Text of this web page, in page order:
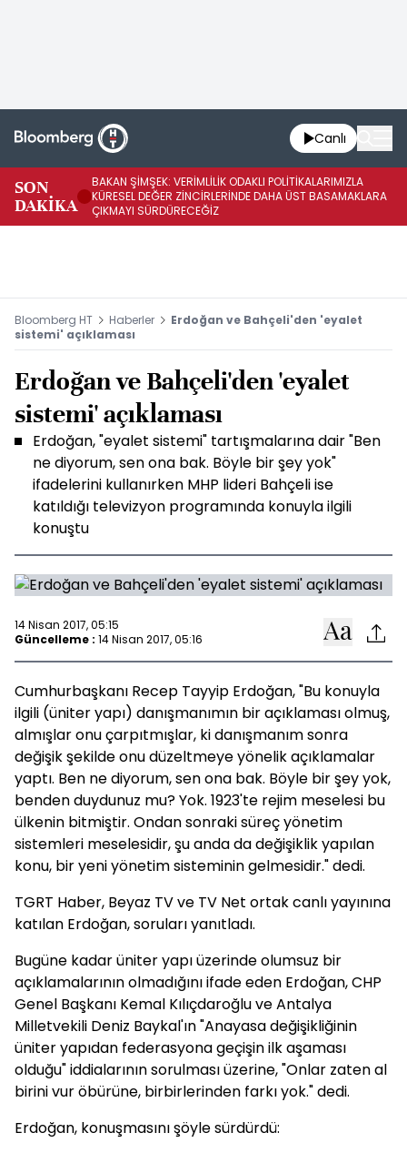
Canlı
SON
DAKİKA
BAKAN ŞİMŞEK: VERİMLİLİK ODAKLI POLİTİKALARIMIZLA
KÜRESEL DEĞER ZİNCİRLERİNDE DAHA ÜST BASAMAKLARA
ÇIKMAYI SÜRDÜRECEĞİZ
Bloomberg HT Haberler
Erdoğan ve Bahçeli'den 'eyalet
sistemi' açıklaması
Erdoğan ve Bahçeli'den 'eyalet
sistemi' açıklaması
Erdoğan, "eyalet sistemi" tartışmalarına dair "Ben
ne diyorum, sen ona bak. Böyle bir şey yok"
ifadelerini kullanırken MHP lideri Bahçeli ise
katıldığı televizyon programında konuyla ilgili
konuştu
14 Nisan 2017, 05:15
Güncelleme : 14 Nisan 2017, 05:16
Cumhurbaşkanı Recep Tayyip Erdoğan, "Bu konuyla
ilgili (üniter yapı) danışmanımın bir açıklaması olmuş,
almışlar onu çarpıtmışlar, ki danışmanım sonra
değişik şekilde onu düzeltmeye yönelik açıklamalar
yaptı. Ben ne diyorum, sen ona bak. Böyle bir şey yok,
benden duydunuz mu? Yok. 1923'te rejim meselesi bu
ülkenin bitmiştir. Ondan sonraki süreç yönetim
sistemleri meselesidir, şu anda da değişiklik yapılan
konu, bir yeni yönetim sisteminin gelmesidir." dedi.
TGRT Haber, Beyaz TV ve TV Net ortak canlı yayınına
katılan Erdoğan, soruları yanıtladı.
Bugüne kadar üniter yapı üzerinde olumsuz bir
açıklamalarının olmadığını ifade eden Erdoğan, CHP
Genel Başkanı Kemal Kılıçdaroğlu ve Antalya
Milletvekili Deniz Baykal'ın "Anayasa değişikliğinin
üniter yapıdan federasyona geçişin ilk aşaması
olduğu" iddialarının sorulması üzerine, "Onlar zaten al
birini vur öbürüne, birbirlerinden farkı yok." dedi.
Erdoğan, konuşmasını şöyle sürdürdü: